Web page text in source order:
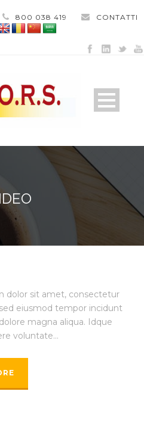
800 038 419 CONTATTI
dolor sit amet, consectetur
eiusmod tempor incidunt
magna aliqua. Idque
voluntate...